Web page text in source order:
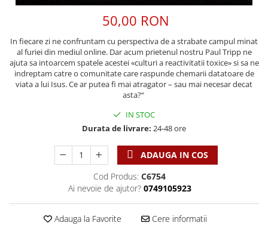
Familie
Barbati
Cresterea copiilor
Viata de familie
Consiliere
Pix plastic
Jurnale
Jurnal de Rugaciune
Limba Engleza
Limba Română
Obiecte decorative
Oglinda
Pix+Semn de carte
Tablouri
Alte suveniruri
Carti postale
Jurnal
Magneti
Suport pahar
Alte suveniruri
Carti postale
50,00 RON
In fiecare zi ne confruntam cu perspectiva de a strabate campul minat
al furiei din mediul online. Dar acum prietenul nostru Paul Tripp ne
ajuta sa intoarcem spatele acestei «culturi a reactivitatii toxice» si sa ne
indreptam catre o comunitate care raspunde chemarii datatoare de
viata a lui Isus. Ce ar putea fi mai atragator – sau mai necesar decat
asta?“
IN STOC
Durata de livrare: 24-48 ore
ADAUGA IN COS
Cod Produs: C6754
Ai nevoie de ajutor? 0749105923
Adauga la Favorite Cere informatii